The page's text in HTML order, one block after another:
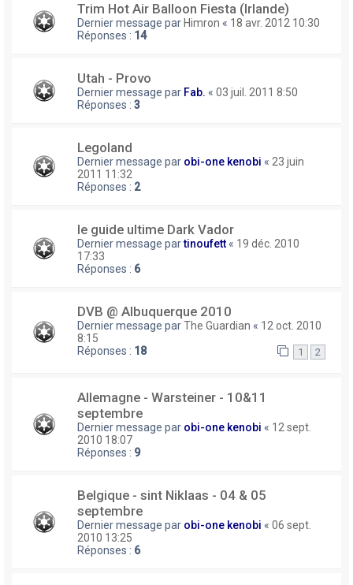
Trim Hot Air Balloon Fiesta (Irlande)
Dernier message par Himron « 18 avr. 2012 10:30
Réponses : 14
Utah - Provo
Dernier message par Fab. « 03 juil. 2011 8:50
Réponses : 3
Legoland
Dernier message par obi-one kenobi « 23 juin
2011 11:32
Réponses : 2
le guide ultime Dark Vador
Dernier message partinoufett « 19 déc. 2010
17:33
Réponses : 6
DVB @ Albuquerque 2010
Dernier message parThe Guardian « 12 oct. 2010
8:15
Réponses : 18 1 2
Allemagne - Warsteiner - 10&11
septembre
Dernier message par obi-one kenobi « 12 sept.
2010 18:07
Réponses : 9
Belgique - sint Niklaas - 04 & 05
septembre
Dernier message par obi-one kenobi « 06 sept.
2010 13:25
Réponses : 6